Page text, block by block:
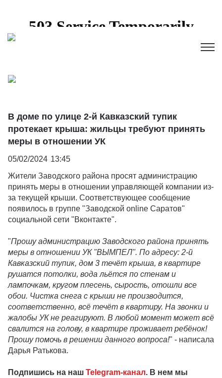
В доме по улице 2-й Кавказский тупик
протекает крыша: жильцы требуют принять
меры в отношении УК
05/02/2024 13:45
Жители Заводского района просят администрацию
принять меры в отношении управляющей компании из-
за текущей крыши. Соответствующее сообщение
появилось в группе "Заводской online Саратов"
социальной сети "Вконтакте".
"Прошу администрацию Заводского района принять
меры в отношении УК "ВЫМПЕЛ". По адресу: 2-й
Кавказский тупик, дом 3 течёт крыша, в квартире
рушатся потолки, вода льётся по стенам и
лампочкам, кругом плесень, сырость, отошли все
обои. Чистка снега с крыши не производится,
соответственно, всё течёт в квартиру. На звонки и
жалобы УК не реагируют. В любой момент может всё
свалится на голову, в квартире проживает ребёнок!
Прошу помочь в решении данного вопроса!" - написала
Дарья Ратькова.
Подпишись на наш Telegram-канал. В нем мы